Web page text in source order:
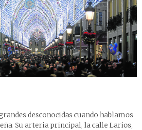
desconocidas cuando hablamos
Su arteria principal, la calle Larios,